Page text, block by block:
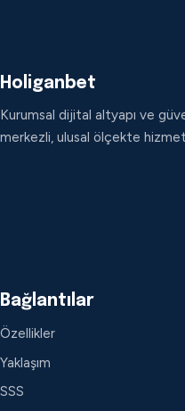
Holiganbet
Kurumsal dijital altyapı ve
merkezli, ulusal ölçekte
Bağlantılar
Özellikler
Yaklaşım
SSS